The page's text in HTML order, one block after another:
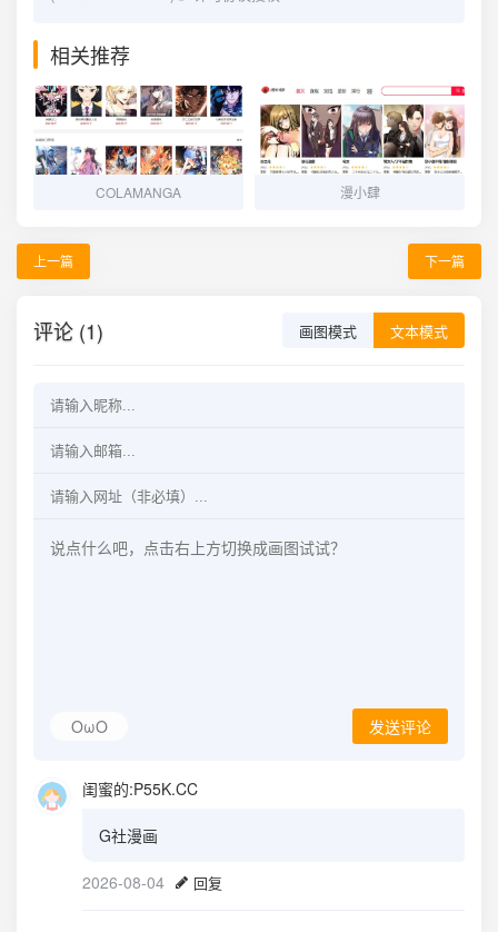
相关推荐
COLAMANGA 漫小肆
上一篇 下一篇
评论 (1) 画图模式 文本模式
OωO 发送评论
闺蜜的:P55K.CC
G社漫画
2026-08-04 回复